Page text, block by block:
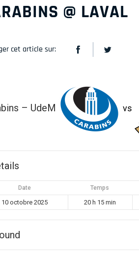
@ LAVAL
cet article sur:
– UdeM vs
Date Temps
10 octobre 2025 20 h 15 min